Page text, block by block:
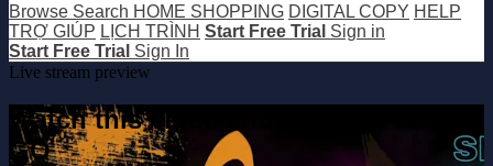
Browse Search HOME SHOPPING DIGITAL COPY HELP
TRỢ GIÚP LỊCH TRÌNH Start Free Trial Sign in
Start Free Trial Sign In
Live stream preview
Watch this video and more on SBTN
GO